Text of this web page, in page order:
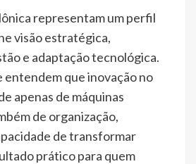
representam um perfil
visão estratégica,
e adaptação tecnológica.
entendem que inovação no
apenas de máquinas
de organização,
de transformar
prático para quem